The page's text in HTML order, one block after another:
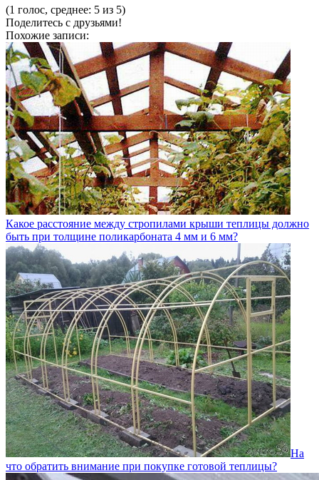
(1 голос, среднее: 5 из 5)
Поделитесь с друзьями!
Похожие записи:
Какое расстояние между стропилами крыши теплицы должно
быть при толщине поликарбоната 4 мм и 6 мм?
На
что обратить внимание при покупке готовой теплицы?